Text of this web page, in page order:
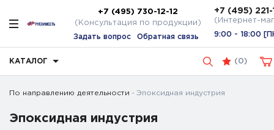
+7 (495) 730-12-12
(Консультация по продукции)
Задать вопрос Обратная связь
+7 (495) 221-
(Интернет-
9:00 - 18:00
КАТАЛОГ (0)
По направлению деятельности Эпоксидная индустрия
Эпоксидная индустрия